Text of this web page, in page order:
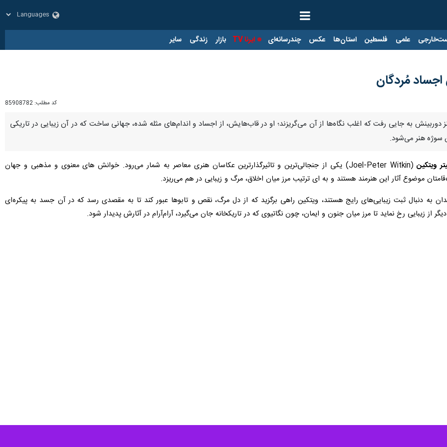
علمی فلسطین استان‌ها عکس چندرسانه‌ای ایرنا TV بازار زندگی سایر
مُردگان
کد مطلب: 85908782
دوربینش به جایی رفت که اغلب نگاه‌ها از آن می‌گریزند؛ او در قاب‌هایش، از اجساد و اندام‌های مثله شده، جهانی ساخت که در آن زیبایی در تاریکی
سوژه‌ هنر می‌شود.
ویتکین
(Joel-Peter Witkin) یکی از جنجالی‌ترین و تاثیرگذارترین عکاسان هنری معاصر به شمار می‌رود. خوانش های معنوی و مذهبی و جهان
موضوع آثار این هنرمند هستند و به ای ترتیب مرز میان اخلاق، مرگ و زیبایی در هم می‌ریزد.
به دنبال ثبت زیبایی‌های رایج هستند، ویتکین راهی برگزید که از دل مرگ، نقص و تابوها عبور کند تا به مقصدی رسد که در آن جسد به پیکره‌ای
زیبایی رخ نماید تا مرز میان جنون و ایمان، چون نگاتیوی که در تاریکخانه جان می‌گیرد، آرام‌آرام در آثارش پدیدار شود.